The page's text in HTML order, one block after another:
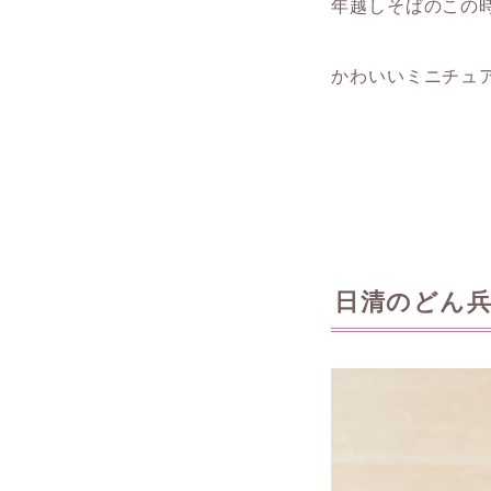
年越しそばのこの
かわいいミニチュ
日清のどん